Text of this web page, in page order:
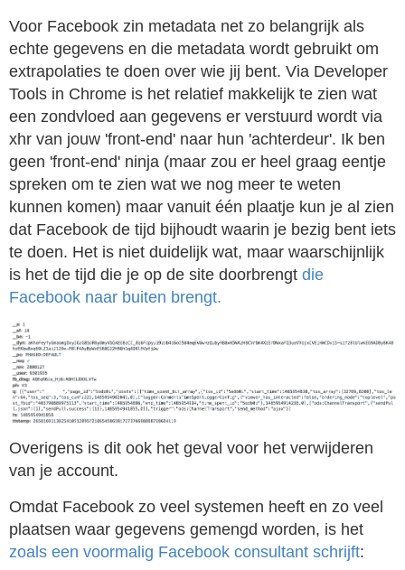
Voor Facebook zin metadata net zo belangrijk als
echte gegevens en die metadata wordt gebruikt om
extrapolaties te doen over wie jij bent. Via Developer
Tools in Chrome is het relatief makkelijk te zien wat
een zondvloed aan gegevens er verstuurd wordt via
xhr van jouw 'front-end' naar hun 'achterdeur'. Ik ben
geen 'front-end' ninja (maar zou er heel graag eentje
spreken om te zien wat we nog meer te weten
kunnen komen) maar vanuit één plaatje kun je al zien
dat Facebook de tijd bijhoudt waarin je bezig bent iets
te doen. Het is niet duidelijk wat, maar waarschijnlijk
is het de tijd die je op de site doorbrengt die
Facebook naar buiten brengt.
Overigens is dit ook het geval voor het verwijderen
van je account.
Omdat Facebook zo veel systemen heeft en zo veel
plaatsen waar gegevens gemengd worden, is het
zoals een voormalig Facebook consultant schrijft: